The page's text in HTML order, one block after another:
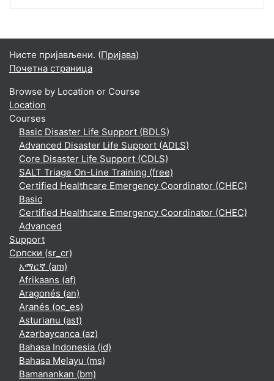
Нисте пријављени. (Пријава)
Почетна страница
Browse by Location or Course
Location
Courses
Basic Disaster Life Support (BDLS)
Advanced Disaster Life Support (ADLS)
Core Disaster Life Support (CDLS)
SALT Triage On-Line Training (free)
Certified Healthcare Emergency Coordinator (CHEC)
Basic
Certified Healthcare Emergency Coordinator (CHEC)
Advanced
Support
Српски ‎(sr_cr)‎
አማርኛ ‎(am)‎
Afrikaans ‎(af)‎
Aragonés ‎(an)‎
Aranés ‎(oc_es)‎
Asturianu ‎(ast)‎
Azərbaycanca ‎(az)‎
Bahasa Indonesia ‎(id)‎
Bahasa Melayu ‎(ms)‎
Bamanankan ‎(bm)‎